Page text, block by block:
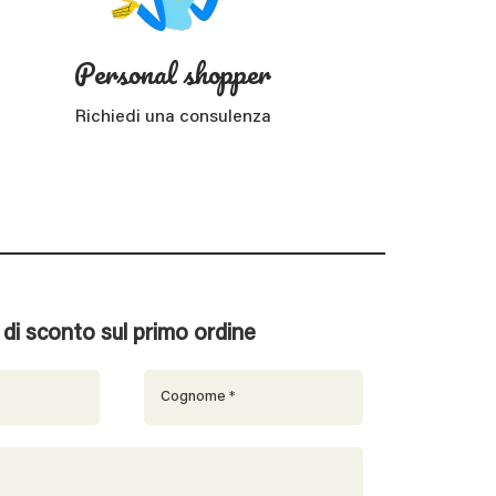
Personal shopper
Richiedi una consulenza
di sconto sul primo ordine